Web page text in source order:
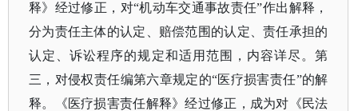
释》经过修正，对“机动车交通事故责任”作出解释，
分为责任主体的认定、赔偿范围的认定、责任承担的
认定、诉讼程序的规定和适用范围，内容详尽。第
三，对侵权责任编第六章规定的“医疗损害责任”的解
释。《医疗损害责任解释》经过修正，成为对《民法